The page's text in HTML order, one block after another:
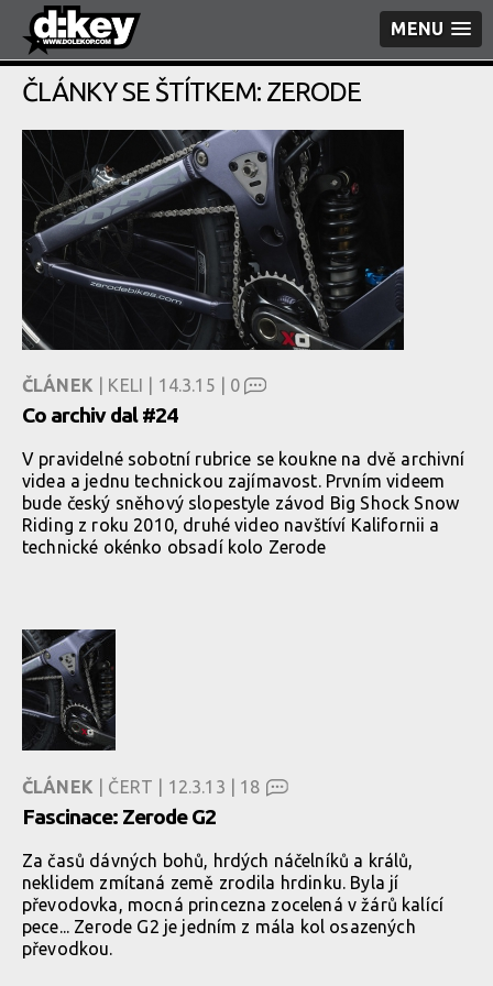
MENU
ČLÁNKY SE ŠTÍTKEM: ZERODE
ČLÁNEK | KELI | 14.3.15 | 0
Co archiv dal #24
V pravidelné sobotní rubrice se koukne na dvě archivní
videa a jednu technickou zajímavost. Prvním videem
bude český sněhový slopestyle závod Big Shock Snow
Riding z roku 2010, druhé video navštíví Kalifornii a
technické okénko obsadí kolo Zerode
ČLÁNEK | ČERT | 12.3.13 | 18
Fascinace: Zerode G2
Za časů dávných bohů, hrdých náčelníků a králů,
neklidem zmítaná země zrodila hrdinku. Byla jí
převodovka, mocná princezna zocelená v žárů kalící
pece... Zerode G2 je jedním z mála kol osazených
převodkou.